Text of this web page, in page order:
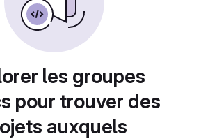
les groupes
pour trouver des
auxquels